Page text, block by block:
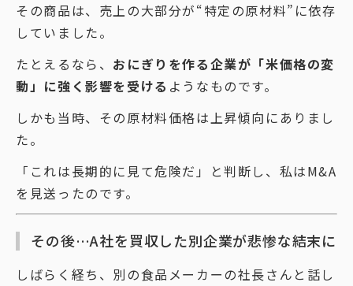
その商品は、売上の大部分が“特定の原材料”に依存
していました。
たとえるなら、 おにぎりを作る企業が「米価格の変
動」に強く影響を受ける ようなものです。
しかも当時、その原材料価格は上昇傾向にありまし
た。
「これは長期的に見て危険だ」と判断し、私はM&A
を見送ったのです。
その後…A社を買収した別企業が悲惨な結末に
しばらく経ち、別の食品メーカーの社長さんと話し